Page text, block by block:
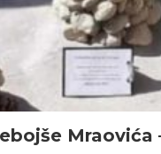
Mraovića